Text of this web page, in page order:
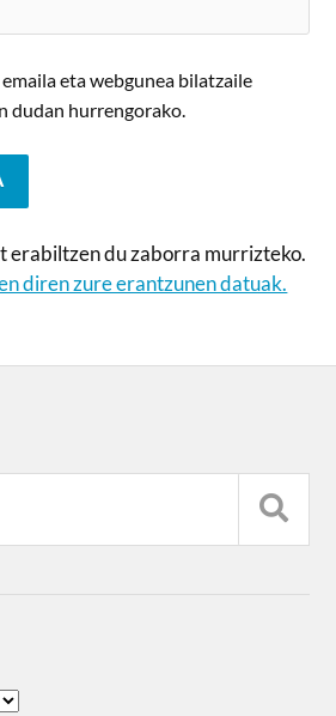
eta webgunea bilatzaile
dudan hurrengorako.
erabiltzen du zaborra murrizteko.
diren zure erantzunen datuak.